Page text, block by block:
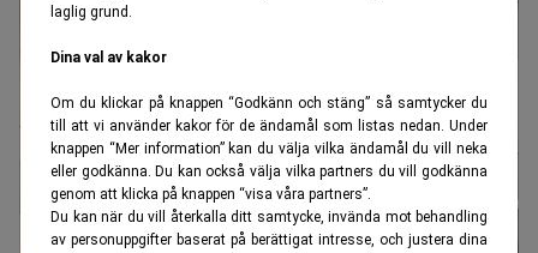
laglig grund.
Dina val av kakor
Om du klickar på knappen “Godkänn och stäng” så samtycker du
till att vi använder kakor för de ändamål som listas nedan. Under
knappen “Mer information” kan du välja vilka ändamål du vill neka
eller godkänna. Du kan också välja vilka partners du vill godkänna
genom att klicka på knappen “visa våra partners”.
Du kan när du vill återkalla ditt samtycke, invända mot behandling
av personuppgifter baserat på berättigat intresse, och justera dina